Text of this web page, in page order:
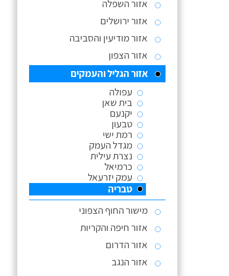
אזור השפלה
אזור ירושלים
אזור מודיעין והסביבה
אזור הצפון
אזור הגליל והעמקים
עפולה
בית שאן
יקנעם
טבעון
רמת ישי
מגדל העמק
נצרת עילית
כרמיאל
עמק יזרעאל
טבריה
מישור החוף הצפוני
אזור חיפה והקריות
אזור הדרום
אזור הנגב